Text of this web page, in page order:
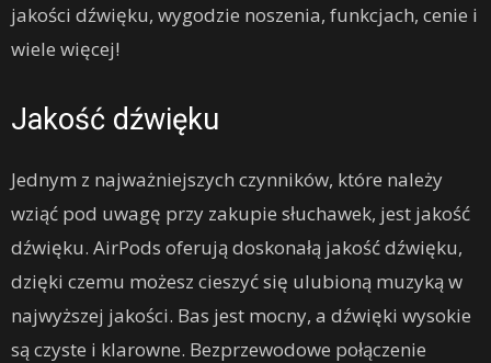
jakości dźwięku, wygodzie noszenia, funkcjach, cenie i
wiele więcej!
Jakość dźwięku
Jednym z najważniejszych czynników, które należy
wziąć pod uwagę przy zakupie słuchawek, jest jakość
dźwięku. AirPods oferują doskonałą jakość dźwięku,
dzięki czemu możesz cieszyć się ulubioną muzyką w
najwyższej jakości. Bas jest mocny, a dźwięki wysokie
są czyste i klarowne. Bezprzewodowe połączenie